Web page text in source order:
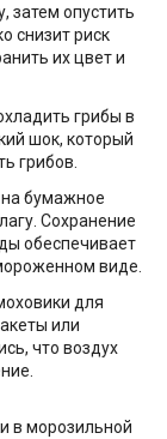
затем опустить
снизит риск
их цвет и
грибы в
шок, который
грибов.
бумажное
Сохранение
обеспечивает
виде.
для
или
что воздух
в морозильной